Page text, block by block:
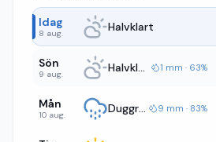
Idag
8 aug. Halvklart
Sön
9 aug. Halvklart 1 mm · 63%
Mån
10 aug. Duggregn 9 mm · 83%